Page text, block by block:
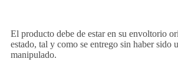
El producto debe de estar en su envoltorio
estado, tal y como se entrego sin haber sido
manipulado.